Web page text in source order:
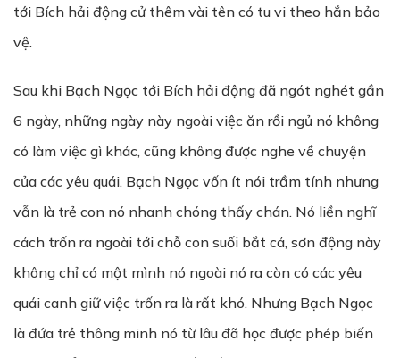
tới Bích hải động cử thêm vài tên có tu vi theo hắn bảo
vệ.
Sau khi Bạch Ngọc tới Bích hải động đã ngót nghét gần
6 ngày, những ngày này ngoài việc ăn rồi ngủ nó không
có làm việc gì khác, cũng không được nghe về chuyện
của các yêu quái. Bạch Ngọc vốn ít nói trầm tính nhưng
vẫn là trẻ con nó nhanh chóng thấy chán. Nó liền nghĩ
cách trốn ra ngoài tới chỗ con suối bắt cá, sơn động này
không chỉ có một mình nó ngoài nó ra còn có các yêu
quái canh giữ việc trốn ra là rất khó. Nhưng Bạch Ngọc
là đứa trẻ thông minh nó từ lâu đã học được phép biến